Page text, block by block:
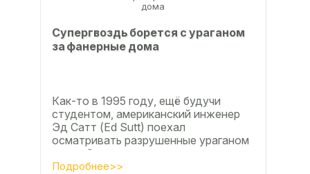
Супергвоздь борется с ураганом
за фанерные дома
Как-то в 1995 году, ещё будучи
студентом, американский инженер
Эд Сатт (Ed Sutt) поехал
осматривать разрушенные ураганом
дома. Он удивился, что ударов
стихии в большинстве случаев не...
Подробнее>>